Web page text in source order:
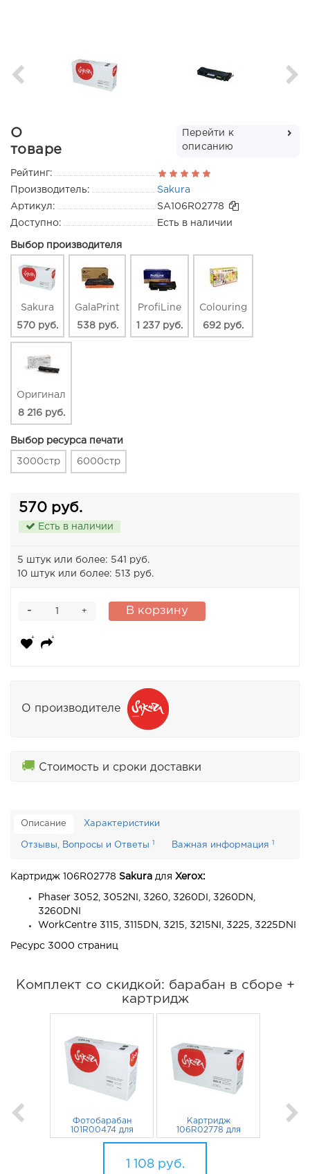
О
товаре
Перейти к
описанию
Рейтинг:
Производитель:
Sakura
Артикул:
SA106R02778
Доступно:
Есть в наличии
Выбор производителя
Sakura
570 руб.
GalaPrint
538 руб.
ProfiLine
1 237 руб.
Colouring
692 руб.
Оригинал
8 216 руб.
Выбор ресурса печати
3000стр 6000стр
570 руб.
Есть в наличии
5 штук или более: 541 руб.
10 штук или более: 513 руб.
+
- В корзину
О производителе
🚚 Стоимость и сроки доставки
Описание Характеристики
Отзывы, Вопросы и Ответы 1 Важная информация 1
Картридж 106R02778 Sakura для Xerox:
Phaser 3052, 3052NI, 3260, 3260DI, 3260DN,
3260DNI
WorkCentre 3115, 3115DN, 3215, 3215NI, 3225, 3225DNI
Ресурс 3000 страниц
Комплект со скидкой: барабан в сборе +
картридж
Фотобарабан
101R00474 для
Xerox WorkCentre
3260, 3052 Sakura
Картридж
106R02778 для
Xerox WorkCentre
3260, 3052 3K
1 108руб.